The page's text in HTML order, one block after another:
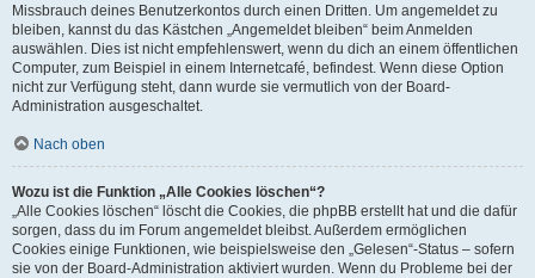
Missbrauch deines Benutzerkontos durch einen Dritten. Um angemeldet zu
bleiben, kannst du das Kästchen „Angemeldet bleiben“ beim Anmelden
auswählen. Dies ist nicht empfehlenswert, wenn du dich an einem öffentlichen
Computer, zum Beispiel in einem Internetcafé, befindest. Wenn diese Option
nicht zur Verfügung steht, dann wurde sie vermutlich von der Board-
Administration ausgeschaltet.
Nach oben
Wozu ist die Funktion „Alle Cookies löschen“?
„Alle Cookies löschen“ löscht die Cookies, die phpBB erstellt hat und die dafür
sorgen, dass du im Forum angemeldet bleibst. Außerdem ermöglichen
Cookies einige Funktionen, wie beispielsweise den „Gelesen“-Status – sofern
sie von der Board-Administration aktiviert wurden. Wenn du Probleme bei der